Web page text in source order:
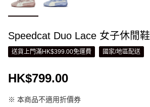
Speedcat Duo Lace 女子休閒鞋
送貨上門滿HK$399.00免運費 國家/地區配送
HK$799.00
※ 本商品不適用折價券